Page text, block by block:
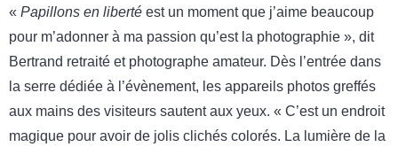
« Papillons en liberté est un moment que j’aime beaucoup
pour m’adonner à ma passion qu’est la photographie », dit
Bertrand retraité et photographe amateur. Dès l’entrée dans
la serre dédiée à l’évènement, les appareils photos greffés
aux mains des visiteurs sautent aux yeux. « C’est un endroit
magique pour avoir de jolis clichés colorés. La lumière de la